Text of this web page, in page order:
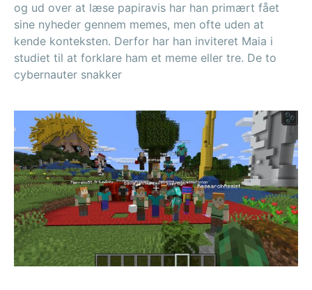
og ud over at læse papiravis har han primært fået
sine nyheder gennem memes, men ofte uden at
kende konteksten. Derfor har han inviteret Maia i
studiet til at forklare ham et meme eller tre. De to
cybernauter snakker